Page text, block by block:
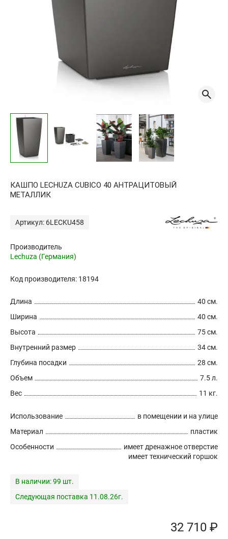
КАШПО LECHUZA CUBICO 40 АНТРАЦИТОВЫЙ
МЕТАЛЛИК
Артикул: 6LECKU458
Производитель
Lechuza (Германия)
Код производителя: 18194
40 см.
Длина
40 см.
Ширина
75 см.
Высота
34 см.
Внутренний размер
28 см.
Глубина посадки
7.5 л.
Объем
11 кг.
Вес
в помещении и на улице
Использование
пластик
Материал
имеет дренажное отверстие
имеет технический горшок
Особенности
В наличии:99 шт.
Следующая поставка 11.08.26г.
32 710 ₽